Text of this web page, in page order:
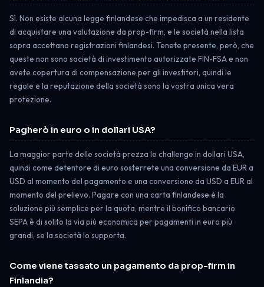
Sì. Non esiste alcuna legge finlandese che impedisca a un residente
di acquistare una valutazione da prop-firm, e le società nella lista
sopra accettano registrazioni finlandesi. Tenete presente, però, che
queste non sono società di investimento autorizzate FIN-FSA e non
avete copertura di compensazione per gli investitori, quindi le
regole e la reputazione della società sono la vostra unica vera
protezione.
Pagherò in euro o in dollari USA?
La maggior parte delle società prezza le challenge in dollari USA,
quindi come detentore di euro sosterrete una conversione da EUR a
USD al momento del pagamento e una conversione da USD a EUR al
momento del prelievo. Pagare con una carta finlandese è la
soluzione più semplice per la quota, mentre il bonifico bancario
SEPA è di solito la via più economica per pagamenti in euro più
grandi, se la società lo supporta.
Come viene tassato un pagamento da prop-firm in
Finlandia?